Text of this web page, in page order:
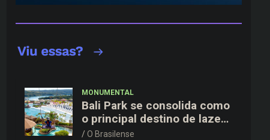
MONUMENTAL
Bali Park se consolida como
o principal destino de lazer
familiar para o Dia dos Pais
O Brasilense